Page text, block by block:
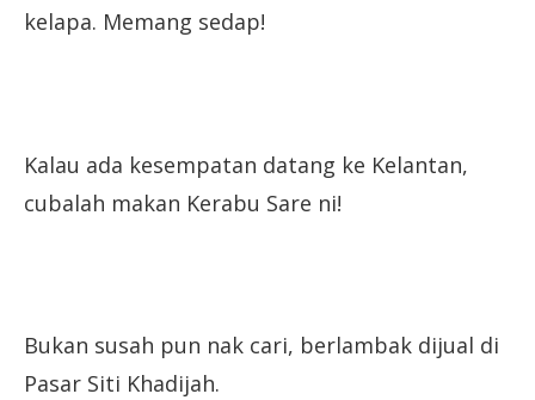
kelapa. Memang sedap!
Kalau ada kesempatan datang ke Kelantan,
cubalah makan Kerabu Sare ni!
Bukan susah pun nak cari, berlambak dijual di
Pasar Siti Khadijah.